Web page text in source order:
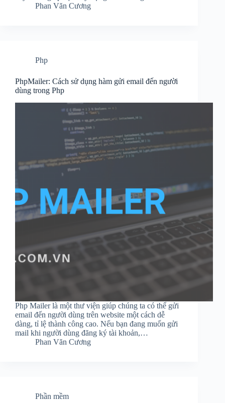
Phan Văn Cương
Php
PhpMailer: Cách sử dụng hàm gửi email đến người
dùng trong Php
Php Mailer là một thư viện giúp chúng ta có thể gửi
email đến người dùng trên website một cách dễ
dàng, tỉ lệ thành công cao. Nếu bạn đang muốn gửi
mail khi người dùng đăng ký tài khoản,…
Phan Văn Cương
Phần mềm